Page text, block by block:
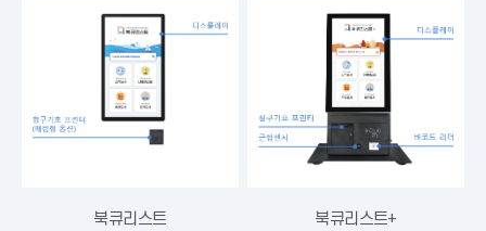
북큐리스트 북큐리스트+